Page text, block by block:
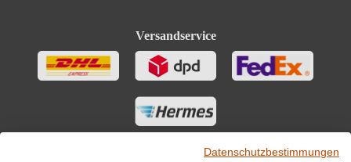
Versandservice
Datenschutzbestimmungen